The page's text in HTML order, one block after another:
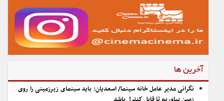
آخرین ها
نگرانی مدیر عامل خانه سینما/ اسعدیان: باید سینمای زیرزمینی را روی